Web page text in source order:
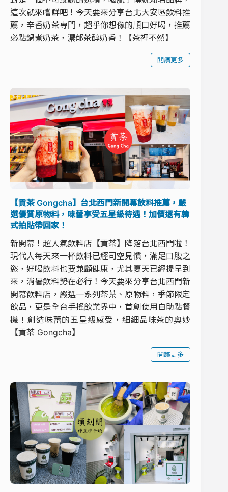
這次就來嚐鮮吧！今天要來分享台北大安區飲料推
薦，辛香奶茶專門，超乎你想像的順口好喝，推薦
必點鍋煮奶茶，濃郁茶醇奶香！【茶裡不然】
閱讀更多
【貢茶 Gongcha】台北西門新開幕飲料推薦，嚴
選優質原物料，味蕾享受五星級待遇！加價還有韓
式拍貼帶回家！
新開幕！超人氣飲料店【貢茶】降落台北西門啦！
現代人每天來一杯飲料已經司空見慣，滿足口腹之
慾，好喝飲料也要兼顧健康，尤其夏天已經提早到
來，消暑飲料勢在必行！今天要來分享台北西門新
開幕飲料店，嚴選一系列茶葉、原物料，季節限定
飲品，更是全台手搖飲業界中，首創使用自助點餐
機！創造味蕾的五星級感受，細細品味茶的奧妙
【貢茶 Gongcha】
閱讀更多